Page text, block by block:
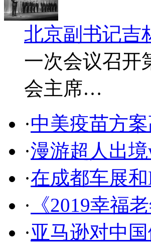
北京副书记吉
一次会议召开
会主席…
·中美疫苗方
·漫游超人出
·在成都车展
· 《2019幸福
·亚马逊对中